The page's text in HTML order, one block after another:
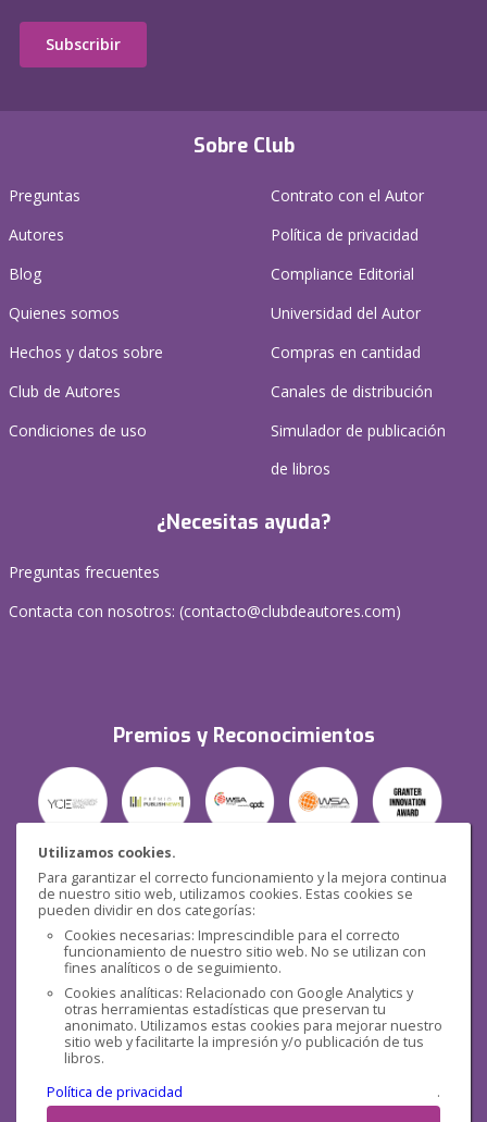
Utilizamos cookies.
Para garantizar el correcto funcionamiento y la mejora continua
de nuestro sitio web, utilizamos cookies. Estas cookies se
pueden dividir en dos categorías:
Cookies necesarias: Imprescindible para el correcto
funcionamiento de nuestro sitio web. No se utilizan con
fines analíticos o de seguimiento.
Cookies analíticas: Relacionado con Google Analytics y
otras herramientas estadísticas que preservan tu
anonimato. Utilizamos estas cookies para mejorar nuestro
sitio web y facilitarte la impresión y/o publicación de tus
libros.
Política de privacidad
.
Sobre Club
Preguntas
Autores
Blog
Quienes somos
Hechos y datos sobre
Club de Autores
Condiciones de uso
Contrato con el Autor
Política de privacidad
Compliance Editorial
Universidad del Autor
Compras en cantidad
Canales de distribución
Simulador de publicación
de libros
¿Necesitas ayuda?
Preguntas frecuentes
Contacta con nosotros: (contacto@clubdeautores.com)
Premios y Reconocimientos
Seguridad
Redes sociales
Subscribir